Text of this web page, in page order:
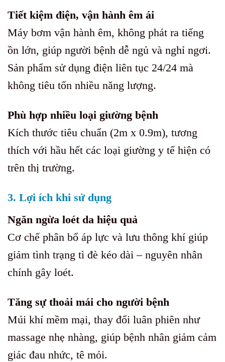
Tiết kiệm điện, vận hành êm ái
Máy bơm vận hành êm, không phát ra tiếng
ồn lớn, giúp người bệnh dễ ngủ và nghỉ ngơi.
Sản phẩm sử dụng điện liên tục 24/24 mà
không tiêu tốn nhiều năng lượng.
Phù hợp nhiều loại giường bệnh
Kích thước tiêu chuẩn (2m x 0.9m), tương
thích với hầu hết các loại giường y tế hiện có
trên thị trường.
3. Lợi ích khi sử dụng
Ngăn ngừa loét da hiệu quả
Cơ chế phân bổ áp lực và lưu thông khí giúp
giảm tình trạng tì đè kéo dài – nguyên nhân
chính gây loét.
Tăng sự thoải mái cho người bệnh
Múi khí mềm mại, thay đổi luân phiên như
massage nhẹ nhàng, giúp bệnh nhân giảm cảm
giác đau nhức, tê mỏi.